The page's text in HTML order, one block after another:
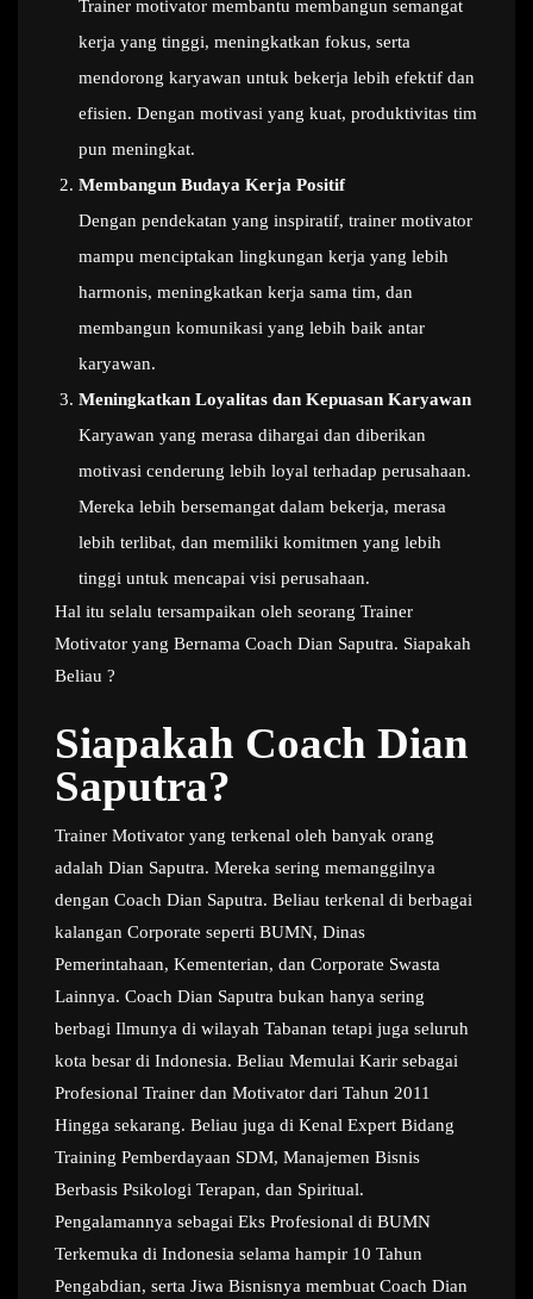
Trainer motivator membantu membangun semangat
kerja yang tinggi, meningkatkan fokus, serta
mendorong karyawan untuk bekerja lebih efektif dan
efisien. Dengan motivasi yang kuat, produktivitas tim
pun meningkat.
Membangun Budaya Kerja Positif
Dengan pendekatan yang inspiratif, trainer motivator
mampu menciptakan lingkungan kerja yang lebih
harmonis, meningkatkan kerja sama tim, dan
membangun komunikasi yang lebih baik antar
karyawan.
Meningkatkan Loyalitas dan Kepuasan Karyawan
Karyawan yang merasa dihargai dan diberikan
motivasi cenderung lebih loyal terhadap perusahaan.
Mereka lebih bersemangat dalam bekerja, merasa
lebih terlibat, dan memiliki komitmen yang lebih
tinggi untuk mencapai visi perusahaan.
Hal itu selalu tersampaikan oleh seorang Trainer
Motivator yang Bernama Coach Dian Saputra. Siapakah
Beliau ?
Siapakah Coach Dian
Saputra?
Trainer Motivator yang terkenal oleh banyak orang
adalah Dian Saputra. Mereka sering memanggilnya
dengan Coach Dian Saputra. Beliau terkenal di berbagai
kalangan Corporate seperti BUMN, Dinas
Pemerintahaan, Kementerian, dan Corporate Swasta
Lainnya. Coach Dian Saputra bukan hanya sering
berbagi Ilmunya di wilayah Tabanan tetapi juga seluruh
kota besar di Indonesia. Beliau Memulai Karir sebagai
Profesional Trainer dan Motivator dari Tahun 2011
Hingga sekarang. Beliau juga di Kenal Expert Bidang
Training Pemberdayaan SDM, Manajemen Bisnis
Berbasis Psikologi Terapan, dan Spiritual.
Pengalamannya sebagai Eks Profesional di BUMN
Terkemuka di Indonesia selama hampir 10 Tahun
Pengabdian, serta Jiwa Bisnisnya membuat Coach Dian